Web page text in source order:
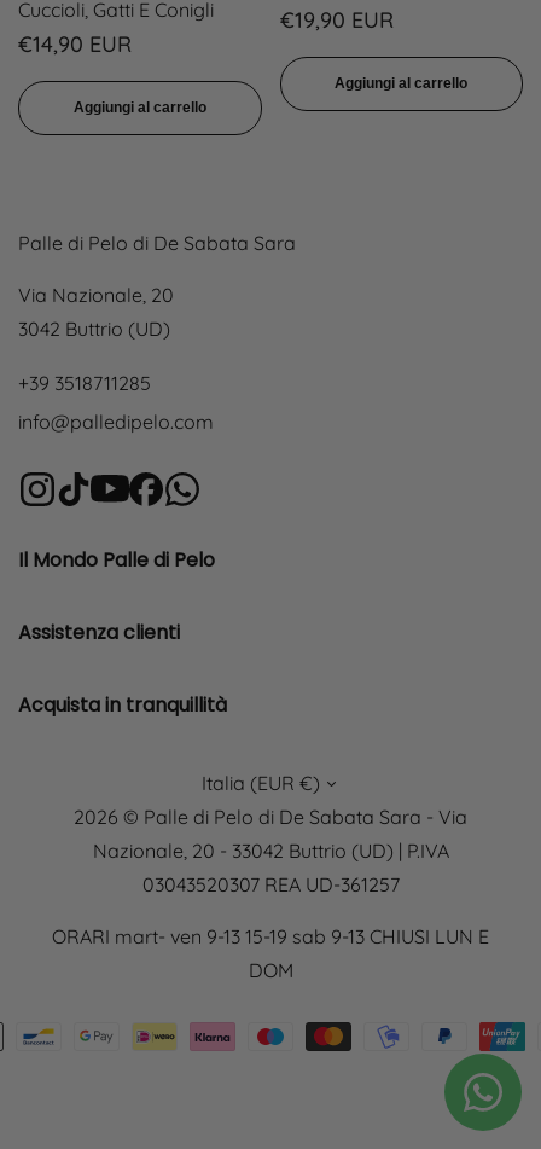
Cuccioli, Gatti E Conigli
Prezzo
regolare
€14,90 EUR
Aggiungi al carrello
Prezzo
regolare
€19,90 EUR
Aggiungi al carrello
Palle di Pelo di De Sabata Sara
Via Nazionale, 20
3042 Buttrio (UD)
+39 3518711285
info@palledipelo.com
Il Mondo Palle di Pelo
Assistenza clienti
Acquista in tranquillità
Italia (EUR €)
2026 © Palle di Pelo di De Sabata Sara - Via
Nazionale, 20 - 33042 Buttrio (UD) | P.IVA
03043520307 REA UD-361257
ORARI mart- ven 9-13 15-19 sab 9-13 CHIUSI LUN E
DOM